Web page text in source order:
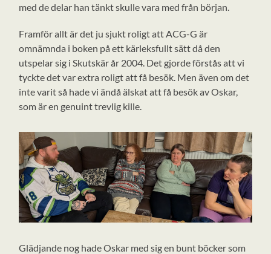
med de delar han tänkt skulle vara med från början.
Framför allt är det ju sjukt roligt att ACG-G är
omnämnda i boken på ett kärleksfullt sätt då den
utspelar sig i Skutskär år 2004. Det gjorde förstås att vi
tyckte det var extra roligt att få besök. Men även om det
inte varit så hade vi ändå älskat att få besök av Oskar,
som är en genuint trevlig kille.
Glädjande nog hade Oskar med sig en bunt böcker som